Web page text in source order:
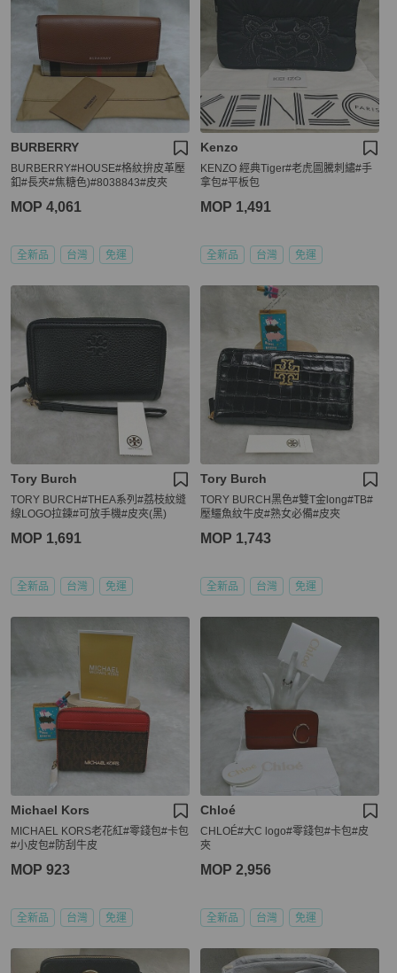
BURBERRY
BURBERRY#HOUSE#格紋拚皮革壓
釦#長夾#焦糖色)#8038843#皮夾
MOP 4,061
全新品 台灣 免運
Kenzo
KENZO 經典Tiger#老虎圖騰刺繡#手
拿包#平板包
MOP 1,491
全新品 台灣 免運
Tory Burch
TORY BURCH#THEA系列#荔枝紋縫
線LOGO拉鍊#可放手機#皮夾(黑)
MOP 1,691
全新品 台灣 免運
Tory Burch
TORY BURCH黑色#雙T金long#TB#
壓鱷魚紋牛皮#熟女必備#皮夾
MOP 1,743
全新品 台灣 免運
Michael Kors
MICHAEL KORS老花紅#零錢包#卡包
#小皮包#防刮牛皮
MOP 923
全新品 台灣 免運
Chloé
CHLOÉ#大C logo#零錢包#卡包#皮
夾
MOP 2,956
全新品 台灣 免運